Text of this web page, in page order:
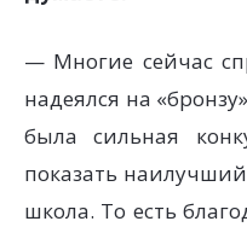
— Многие сейчас
надеялся на
была сильная
показать наилучший
школа. То есть